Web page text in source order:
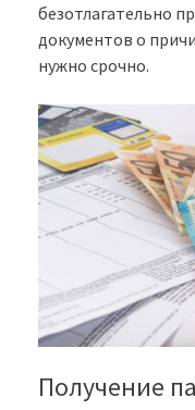
безотлагательно
документов о
нужно срочно.
Получение